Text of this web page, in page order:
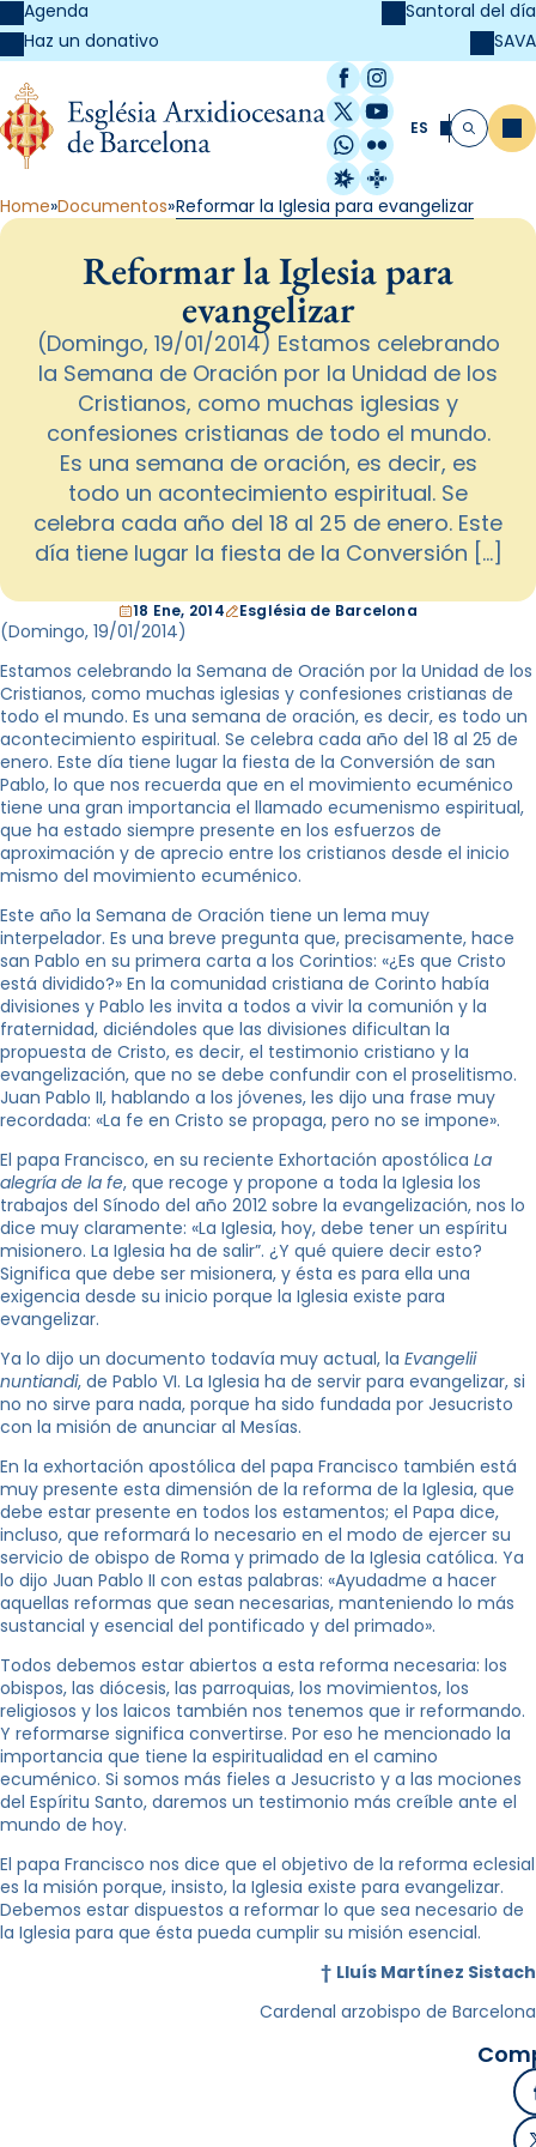
Agenda
Haz un donativo
Santoral del día
SAVA
Facebook
Instagram
X / Twitter
YouTube
WhatsApp
Flickr
Radio Estel
Catalunya
ES Buscar
Home Documentos Reformar la Iglesia para evangelizar
Reformar la Iglesia para
evangelizar
(Domingo, 19/01/2014) Estamos celebrando
la Semana de Oración por la Unidad de los
Cristianos, como muchas iglesias y
confesiones cristianas de todo el mundo.
Es una semana de oración, es decir, es
todo un acontecimiento espiritual. Se
celebra cada año del 18 al 25 de enero. Este
día tiene lugar la fiesta de la Conversión […]
18 Ene, 2014 Església de Barcelona
(Domingo, 19/01/2014)
Estamos celebrando la Semana de Oración por la Unidad de los
Cristianos, como muchas iglesias y confesiones cristianas de
todo el mundo. Es una semana de oración, es decir, es todo un
acontecimiento espiritual. Se celebra cada año del 18 al 25 de
enero. Este día tiene lugar la fiesta de la Conversión de san
Pablo, lo que nos recuerda que en el movimiento ecuménico
tiene una gran importancia el llamado ecumenismo espiritual,
que ha estado siempre presente en los esfuerzos de
aproximación y de aprecio entre los cristianos desde el inicio
mismo del movimiento ecuménico.
Este año la Semana de Oración tiene un lema muy
interpelador. Es una breve pregunta que, precisamente, hace
san Pablo en su primera carta a los Corintios: «¿Es que Cristo
está dividido?» En la comunidad cristiana de Corinto había
divisiones y Pablo les invita a todos a vivir la comunión y la
fraternidad, diciéndoles que las divisiones dificultan la
propuesta de Cristo, es decir, el testimonio cristiano y la
evangelización, que no se debe confundir con el proselitismo.
Juan Pablo II, hablando a los jóvenes, les dijo una frase muy
recordada: «La fe en Cristo se propaga, pero no se impone».
El papa Francisco, en su reciente Exhortación apostólica La
alegría de la fe, que recoge y propone a toda la Iglesia los
trabajos del Sínodo del año 2012 sobre la evangelización, nos lo
dice muy claramente: «La Iglesia, hoy, debe tener un espíritu
misionero. La Iglesia ha de salir”. ¿Y qué quiere decir esto?
Significa que debe ser misionera, y ésta es para ella una
exigencia desde su inicio porque la Iglesia existe para
evangelizar.
Ya lo dijo un documento todavía muy actual, la Evangelii
nuntiandi, de Pablo VI. La Iglesia ha de servir para evangelizar, si
no no sirve para nada, porque ha sido fundada por Jesucristo
con la misión de anunciar al Mesías.
En la exhortación apostólica del papa Francisco también está
muy presente esta dimensión de la reforma de la Iglesia, que
debe estar presente en todos los estamentos; el Papa dice,
incluso, que reformará lo necesario en el modo de ejercer su
servicio de obispo de Roma y primado de la Iglesia católica. Ya
lo dijo Juan Pablo II con estas palabras: «Ayudadme a hacer
aquellas reformas que sean necesarias, manteniendo lo más
sustancial y esencial del pontificado y del primado».
Todos debemos estar abiertos a esta reforma necesaria: los
obispos, las diócesis, las parroquias, los movimientos, los
religiosos y los laicos también nos tenemos que ir reformando.
Y reformarse significa convertirse. Por eso he mencionado la
importancia que tiene la espiritualidad en el camino
ecuménico. Si somos más fieles a Jesucristo y a las mociones
del Espíritu Santo, daremos un testimonio más creíble ante el
mundo de hoy.
El papa Francisco nos dice que el objetivo de la reforma eclesial
es la misión porque, insisto, la Iglesia existe para evangelizar.
Debemos estar dispuestos a reformar lo que sea necesario de
la Iglesia para que ésta pueda cumplir su misión esencial.
† Lluís Martínez Sistach
Cardenal arzobispo de Barcelona